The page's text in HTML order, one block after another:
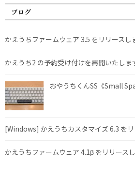
ブログ
かえうちファームウェア 3.5 をリリースし
かえうち2 の予約受け付けを再開いたしま
おやうちくんSS《Small
[Windows] かえうちカスタマイズ 6.3 を
かえうちファームウェア 4.1β をリリース